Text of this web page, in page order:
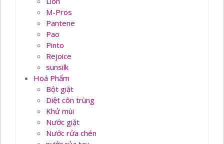
M-Pros
Pantene
Pao
Pinto
Rejoice
sunsilk
Hoá Phẩm
Bột giặt
Diệt côn trùng
Khử mùi
Nước giặt
Nước rửa chén